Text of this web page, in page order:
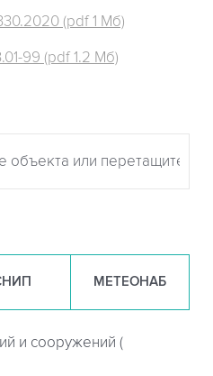
(pdf 1 Мб)
99 (pdf 1.2 Мб)
МЕТЕОНАБ
и сооружений (